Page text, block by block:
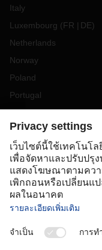
Italy
Luxembourg (FR DE)
Netherlands
Norway
Poland
Portugal
Romania
Slovakia
Spain
Sweden
Switzerland(DE FR)
Turkey
OCEANIA